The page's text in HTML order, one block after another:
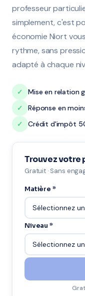
professeur
simplement, c'est
économie Niort
rythme, sans
adapté à chaque
✓
Mise en relation
✓
Réponse en
✓
Crédit d'impôt
Trouvez votre
Gratuit · Sans
Matière *
Niveau *